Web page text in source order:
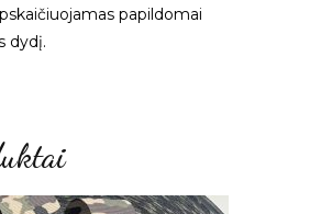
papildomai
dydį.